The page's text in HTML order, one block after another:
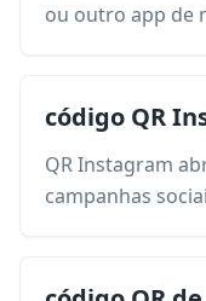
ou outro app de
código QR
QR Instagram
campanhas